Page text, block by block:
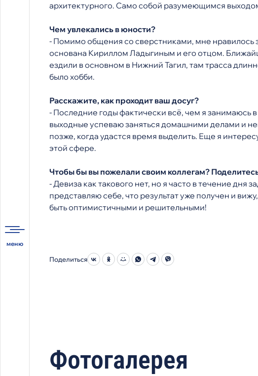
архитектурного. Само собой разумеющимся
Чем увлекались в юности?
- Помимо общения со сверстниками, мне нравилось
основана Кириллом Ладыгиным и его отцом.
ездили в основном в Нижний Тагил, там трасса
было хобби.
Расскажите, как проходит ваш досуг?
- Последние годы фактически всё, чем я занимаюсь
выходные успеваю заняться домашними делами и
позже, когда удастся время выделить. Еще я
этой сфере.
Чтобы бы вы пожелали своим коллегам?
- Девиза как такового нет, но я часто в течение дня
представляю себе, что результат уже получен и
быть оптимистичными и решительными!
Поделиться
Фотогалерея